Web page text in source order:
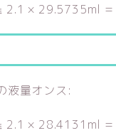
2.1 × 29.5735ml
液量オンス:
2.1 × 28.4131ml